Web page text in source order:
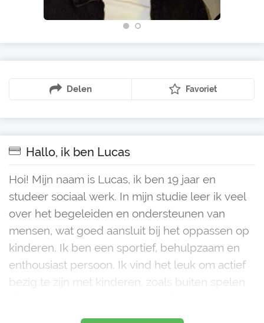
Delen Favoriet
Hallo, ik ben Lucas
Hoi! Mijn naam is Lucas, ik ben 19 jaar en
studeer sociaal werk. In mijn studie leer ik veel
over het begeleiden en ondersteunen van
mensen, wat goed aansluit bij het oppassen op
kinderen. Ik ben een sportief, behulpzaam en
enthousiast persoon. Ik vind het leuk om actief
bezig te zijn met kinderen, zoals buiten spelen
zijn wanneer dat nodig is. Daar